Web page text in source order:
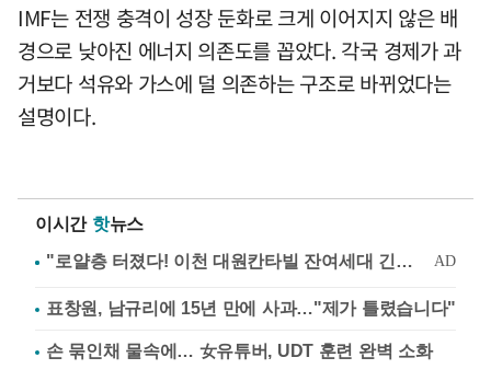
IMF는 전쟁 충격이 성장 둔화로 크게 이어지지 않은 배
경으로 낮아진 에너지 의존도를 꼽았다. 각국 경제가 과
거보다 석유와 가스에 덜 의존하는 구조로 바뀌었다는
설명이다.
이시간 핫뉴스
표창원, 남규리에 15년 만에 사과…"제가 틀렸습니다"
손 묶인채 물속에… 女유튜버, UDT 훈련 완벽 소화